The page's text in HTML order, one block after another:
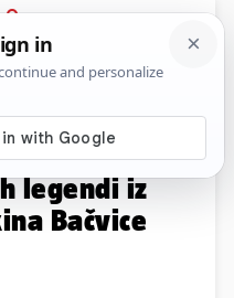
Komentari
naših
legendi iz
Bačvice